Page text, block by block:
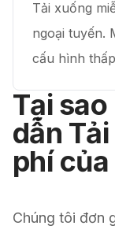
Tải xuống
ngoại tuyến.
cấu hình
Tại
dẫn
phí
Chúng tôi đơn